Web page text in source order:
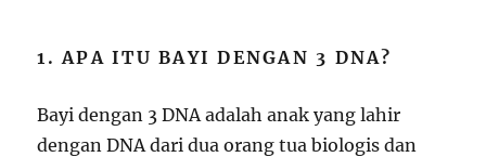
1. APA ITU BAYI DENGAN 3 DNA?
Bayi dengan 3 DNA adalah anak yang lahir
dengan DNA dari dua orang tua biologis dan